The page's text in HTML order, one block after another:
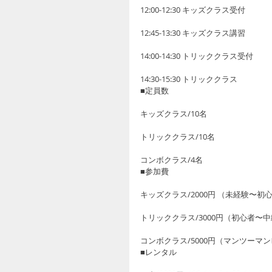
12:00-12:30 キッズクラス受付
12:45-13:30 キッズクラス講習
14:00-14:30 トリッククラス受付
14:30-15:30 トリッククラス
■定員数
キッズクラス/10名
トリッククラス/10名
コンボクラス/4名
■参加費
キッズクラス/2000円 （未経験〜初心
トリッククラス/3000円（初心者〜中
コンボクラス/5000円（マンツーマン
■レンタル